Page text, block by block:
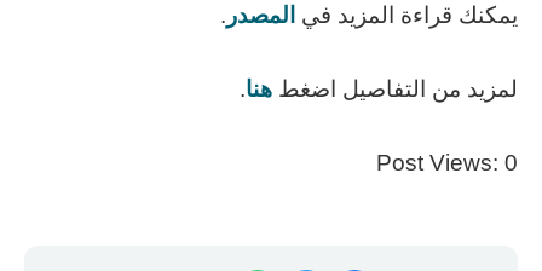
يمكنك قراءة المزيد في المصدر .
لمزيد من التفاصيل اضغط هنا.
Post Views: 0